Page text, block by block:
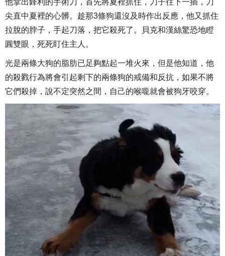
他拿出鋒利的手術刀，首先將夏裡抓住，刀子往下一插，刀
尖直中夏裡的心髒。趁那3條狗還沒及時作出反應，他又抓住
拉脫的脖子，手起刀落，把它殺死了。貝克和漢絲驚恐地瞪
圓雙眼，死死盯住主人。
光是兩條大狗的脂肪已足夠點起一堆火來，但是他知道，他
的殺戮行為將會引起剩下的兩條狗的戒備和反抗，如果不將
它們殺掉，說不定突然之間，自己的喉嚨就會被狗牙咬穿。